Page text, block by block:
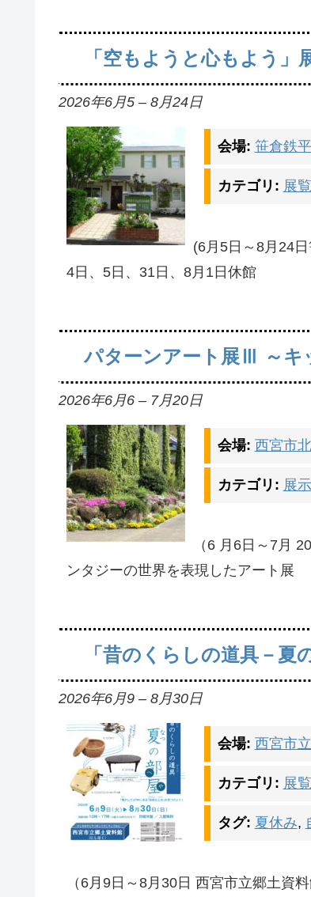
「空もようと心もよう」
2026年6月5 – 8月24日
会場: 笹倉鉄
カテゴリ: 展
(6月5日～8月24
4日、5日、31日、8月1日休館
パターンアート展Ⅲ ～キ
2026年6月6 – 7月20日
会場: 西宮市
カテゴリ: 展
（6 月6日～7月
ンタジーの世界を表現したアート展
「昔のくらしの道具－夏
2026年6月9 – 8月30日
会場: 西宮市
カテゴリ: 展
タグ: 夏休み,
（6月9日～8月30日 西宮市立郷土資